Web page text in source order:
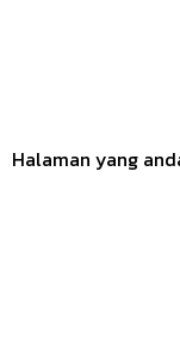
Halaman yang